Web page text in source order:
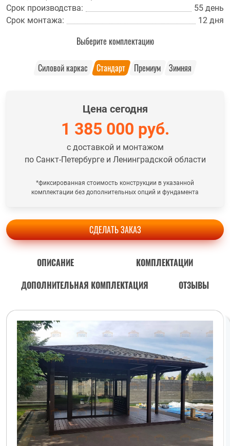
Срок производства:
55 день
Срок монтажа:
12 дня
Выберите комплектацию
Силовой каркас Стандарт Премиум Зимняя
Цена сегодня
1 385 000 руб.
с доставкой и монтажом
по Санкт-Петербурге и Ленинградской области
*фиксированная стоимость конструкции в указанной
комплектации без дополнительных опций и фундамента
СДЕЛАТЬ ЗАКАЗ
ОПИСАНИЕ
КОМПЛЕКТАЦИИ
ДОПОЛНИТЕЛЬНАЯ КОМПЛЕКТАЦИЯ
ОТЗЫВЫ